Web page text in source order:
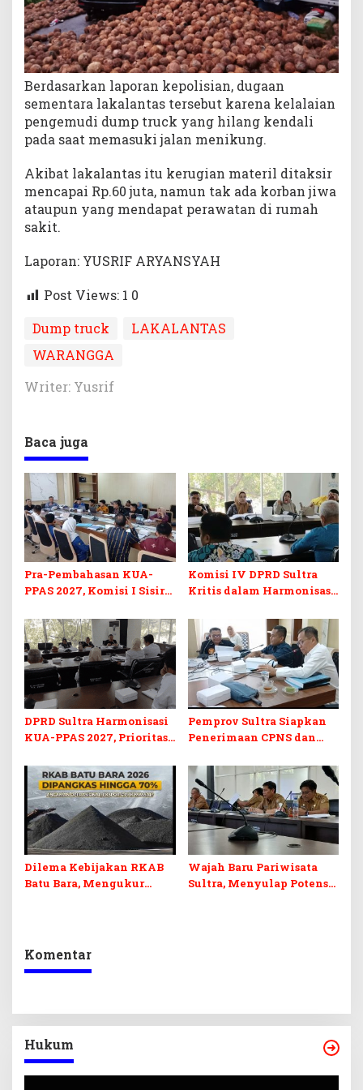
Berdasarkan laporan kepolisian, dugaan
sementara lakalantas tersebut karena kelalaian
pengemudi dump truck yang hilang kendali
pada saat memasuki jalan menikung.
Akibat lakalantas itu kerugian materil ditaksir
mencapai Rp.60 juta, namun tak ada korban jiwa
ataupun yang mendapat perawatan di rumah
sakit.
Laporan: YUSRIF ARYANSYAH
Post Views: 1 0
Dump truck
LAKALANTAS
WARANGGA
Writer: Yusrif
Baca juga
Pra-Pembahasan KUA-
PPAS 2027, Komisi I Sisir
Berkelanjutan
Komisi IV DPRD Sultra
Kritis dalam Harmonisasi
Perubahan APBD 2026
DPRD Sultra Harmonisasi
KUA-PPAS 2027, Prioritas
dan Pelunasan Utang
Infrastruktur
Pemprov Sultra Siapkan
Penerimaan CPNS dan
Desak Formasi Disabilitas
Dilema Kebijakan RKAB
Batu Bara, Mengukur
Wajah Baru Pariwisata
Sultra, Menyulap Potensi
Komentar
Hukum